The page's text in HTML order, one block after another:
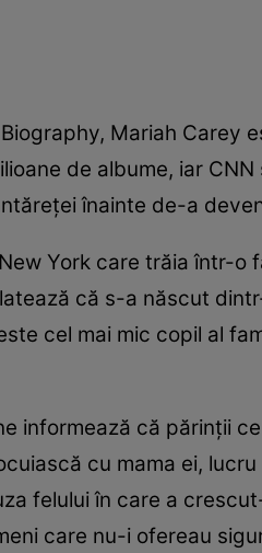
Mariah Carey
de albume, iar
înainte de-a
York care trăia într-o
că s-a născut
cel mai mic copil al
informează că părinţii
cu mama ei,
felului în care a
care nu-i ofereau